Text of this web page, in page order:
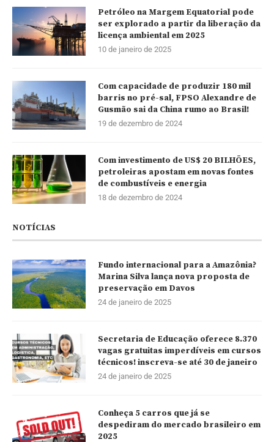
Petróleo na Margem Equatorial pode
ser explorado a partir da liberação da
licença ambiental em 2025
10 de janeiro de 2025
Com capacidade de produzir 180 mil
barris no pré-sal, FPSO Alexandre de
Gusmão sai da China rumo ao Brasil!
19 de dezembro de 2024
Com investimento de US$ 20 BILHÕES,
petroleiras apostam em novas fontes
de combustíveis e energia
18 de dezembro de 2024
NOTÍCIAS
Fundo internacional para a Amazônia?
Marina Silva lança nova proposta de
preservação em Davos
24 de janeiro de 2025
Secretaria de Educação oferece 8.370
vagas gratuitas imperdíveis em cursos
técnicos! inscreva-se até 30 de janeiro
24 de janeiro de 2025
Conheça 5 carros que já se
despediram do mercado brasileiro em
2025